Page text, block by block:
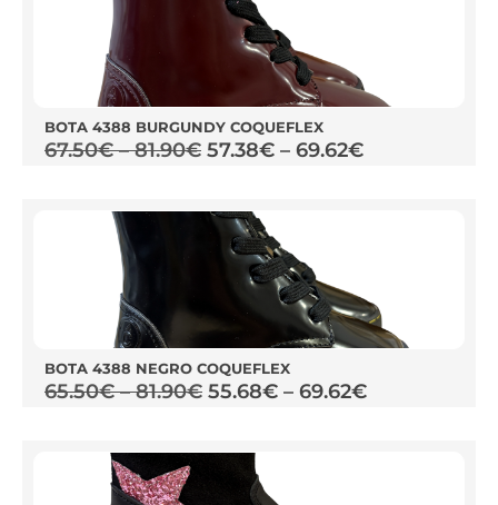
BOTA 4388 BURGUNDY COQUEFLEX
67.50€ – 81.90€ 57.38€ – 69.62€
BOTA 4388 NEGRO COQUEFLEX
65.50€ – 81.90€ 55.68€ – 69.62€